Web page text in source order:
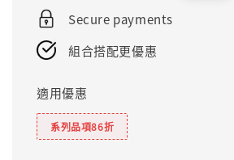
Secure payments
組合搭配更優惠
適用優惠
系列品項86折